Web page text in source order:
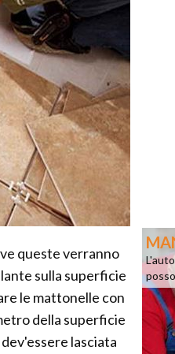
queste verranno
sulla superficie
le mattonelle con
della superficie
lasciata